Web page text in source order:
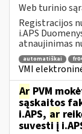
Web turinio
Registracijos
i.APS
atnaujinimas
automatiškai
VMI
Ar PVM
sąskaitos
i.APS, ar
suvesti į